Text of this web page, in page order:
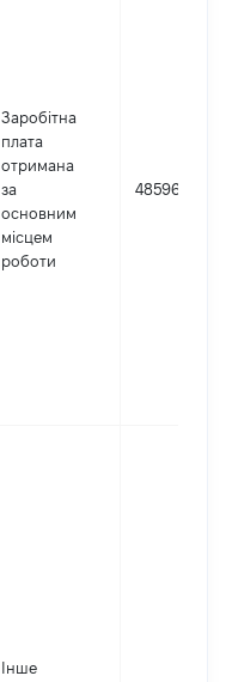
Заробітна
плата
отримана
за
основним
місцем
роботи
485963
Інше